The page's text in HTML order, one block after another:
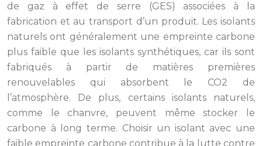
de gaz à effet de serre (GES) associées à la
fabrication et au transport d’un produit. Les isolants
naturels ont généralement une empreinte carbone
plus faible que les isolants synthétiques, car ils sont
fabriqués à partir de matières premières
renouvelables qui absorbent le CO2 de
l’atmosphère. De plus, certains isolants naturels,
comme le chanvre, peuvent même stocker le
carbone à long terme. Choisir un isolant avec une
faible empreinte carbone contribue à la lutte contre